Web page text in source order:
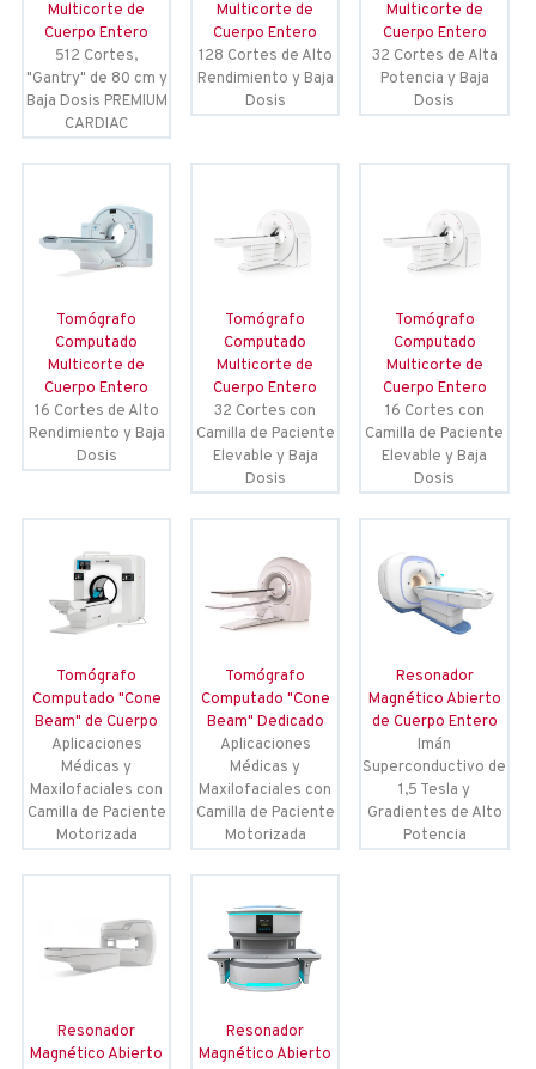
Multicorte de
Cuerpo Entero
512 Cortes,
"Gantry" de 80 cm y
Baja Dosis PREMIUM
CARDIAC
Multicorte de
Cuerpo Entero
128 Cortes de Alto
Rendimiento y Baja
Dosis
Multicorte de
Cuerpo Entero
32 Cortes de Alta
Potencia y Baja
Dosis
Tomógrafo
Computado
Multicorte de
Cuerpo Entero
16 Cortes de Alto
Rendimiento y Baja
Dosis
Tomógrafo
Computado
Multicorte de
Cuerpo Entero
32 Cortes con
Camilla de Paciente
Elevable y Baja
Dosis
Tomógrafo
Computado
Multicorte de
Cuerpo Entero
16 Cortes con
Camilla de Paciente
Elevable y Baja
Dosis
Tomógrafo
Computado "Cone
Beam" de Cuerpo
Aplicaciones
Médicas y
Maxilofaciales con
Camilla de Paciente
Motorizada
Tomógrafo
Computado "Cone
Beam" Dedicado
Aplicaciones
Médicas y
Maxilofaciales con
Camilla de Paciente
Motorizada
Resonador
Magnético Abierto
de Cuerpo Entero
Imán
Superconductivo de
1,5 Tesla y
Gradientes de Alto
Potencia
Resonador
Magnético Abierto
Resonador
Magnético Abierto